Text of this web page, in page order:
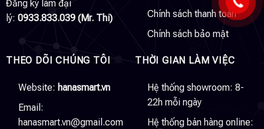
Đăng ký làm đại
lý: 0933.833.039 (Mr. Thi)
Chính sách thanh toán
Chính sách bảo mật
THEO DÕI CHÚNG TÔI
Website: hanasmart.vn
Email:
hanasmart.vn@gmail.com
THỜI GIAN LÀM VIỆC
Hệ thống showroom: 8-
22h mỗi ngày
Hệ thống bán hàng online: